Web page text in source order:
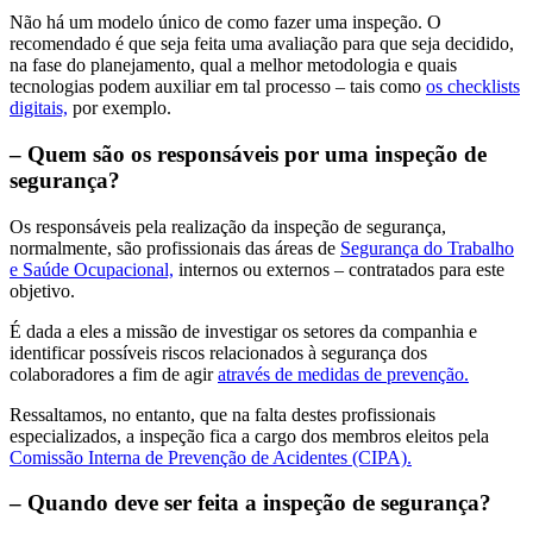
Não há um modelo único de como fazer uma inspeção. O
recomendado é que seja feita uma avaliação para que seja decidido,
na fase do planejamento, qual a melhor metodologia e quais
tecnologias podem auxiliar em tal processo – tais como os checklists
digitais, por exemplo.
– Quem são os responsáveis por uma inspeção de
segurança?
Os responsáveis pela realização da inspeção de segurança,
normalmente, são profissionais das áreas de Segurança do Trabalho
e Saúde Ocupacional, internos ou externos – contratados para este
objetivo.
É dada a eles a missão de investigar os setores da companhia e
identificar possíveis riscos relacionados à segurança dos
colaboradores a fim de agiratravés de medidas de prevenção.
Ressaltamos, no entanto, que na falta destes profissionais
especializados, a inspeção fica a cargo dos membros eleitos pela
Comissão Interna de Prevenção de Acidentes (CIPA).
– Quando deve ser feita a inspeção de segurança?